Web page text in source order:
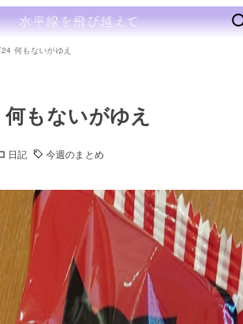
何もないがゆえ
もないがゆえ
日記 今週のまとめ